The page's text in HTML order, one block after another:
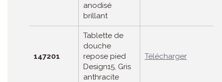
anodisé
brillant
147201
Tablette de
douche
repose pied
Design15, Gris
anthracite
Télécharger